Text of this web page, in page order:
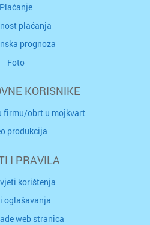
Plaćanje
plaćanja
prognoza
Foto
KORISNIKE
firmu/obrt u mojkvart
produkcija
I PRAVILA
korištenja
oglašavanja
web stranica